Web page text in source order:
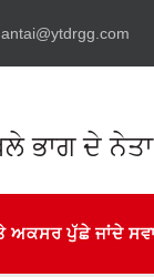
ਭਾਗ ਦੇ ਨੇਤਾ
ਅਕਸਰ ਪੁੱਛੇ ਜਾਂਦੇ